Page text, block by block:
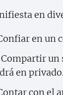
en
en un
Compartir un
en
con el